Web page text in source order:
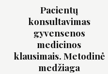
Pacientų
konsultavimas
gyvensenos
medicinos
klausimais. Metodinė
medžiaga